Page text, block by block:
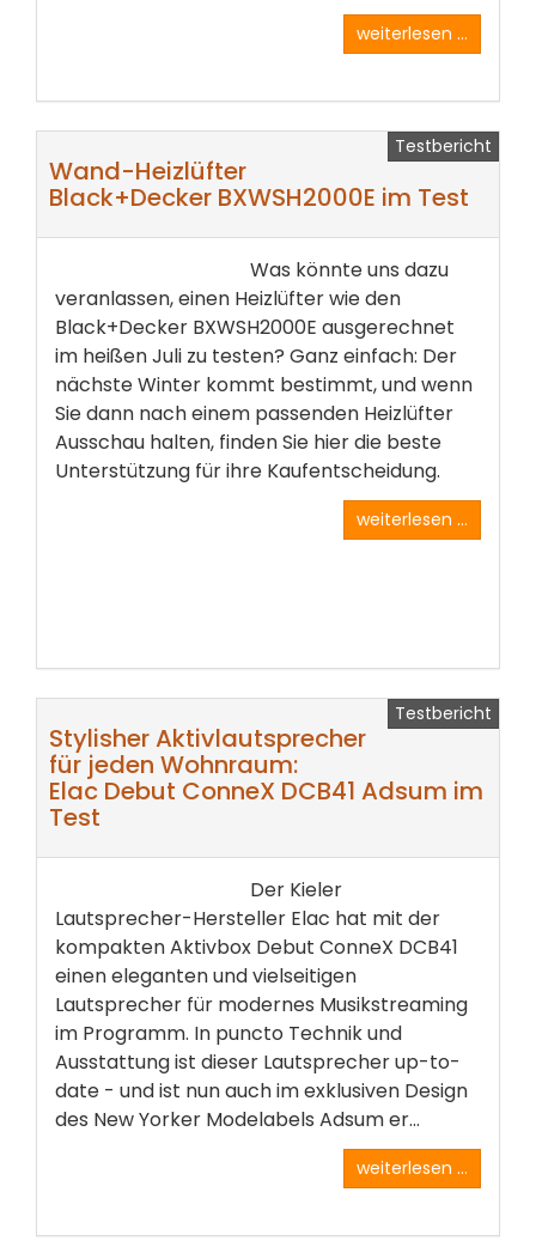
weiterlesen ...
Testbericht
Wand-Heizlüfter
Black+Decker BXWSH2000E im Test
Was könnte uns dazu
veranlassen, einen Heizlüfter wie den
Black+Decker BXWSH2000E ausgerechnet
im heißen Juli zu testen? Ganz einfach: Der
nächste Winter kommt bestimmt, und wenn
Sie dann nach einem passenden Heizlüfter
Ausschau halten, finden Sie hier die beste
Unterstützung für ihre Kaufentscheidung.
weiterlesen ...
Testbericht
Stylisher Aktivlautsprecher
für jeden Wohnraum:
Elac Debut ConneX DCB41 Adsum im
Test
Der Kieler
Lautsprecher-Hersteller Elac hat mit der
kompakten Aktivbox Debut ConneX DCB41
einen eleganten und vielseitigen
Lautsprecher für modernes Musikstreaming
im Programm. In puncto Technik und
Ausstattung ist dieser Lautsprecher up-to-
date - und ist nun auch im exklusiven Design
des New Yorker Modelabels Adsum er...
weiterlesen ...